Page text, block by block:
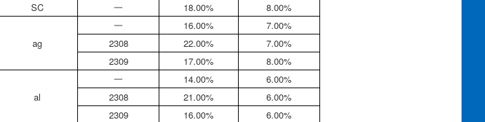
SC 一 18.00% 8.00%
ag
一 16.00%
7.00%
2308
22.00%
7.00%
2309
17.00% 8.00%
al
一 14.00%
6.00%
2308
21.00%
6.00%
2309
16.00%
6.00%